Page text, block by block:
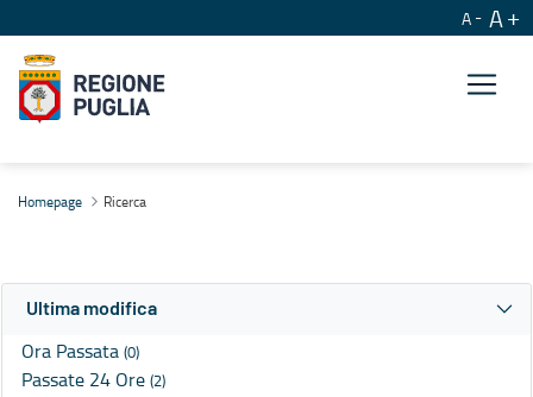
A A
Homepage Ricerca
Ultima modifica
Ora Passata (0)
Passate 24 Ore (2)